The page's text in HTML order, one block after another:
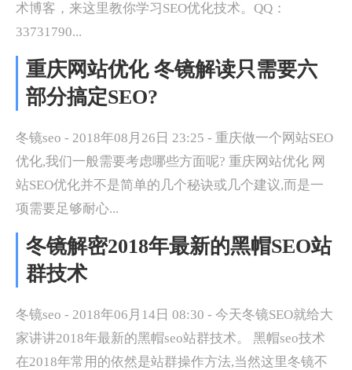
术博客，来这里教你学习SEO优化技术。QQ：
33731790...
重庆网站优化 冬镜解读只需要六
部分搞定SEO?
冬镜seo - 2018年08月26日 23:25 - 重庆做一个网站SEO
优化,我们一般需要考虑哪些方面呢? 重庆网站优化 网
站SEO优化并不是简单的几个秘诀或几个建议,而是一
项需要足够耐心...
冬镜解密2018年最新的黑帽SEO站
群技术
冬镜seo - 2018年06月14日 08:30 - 今天冬镜SEO就给大
家讲讲2018年最新的黑帽seo站群技术。 黑帽seo技术
在2018年常用的依然是站群操作方法,当然这里冬镜不